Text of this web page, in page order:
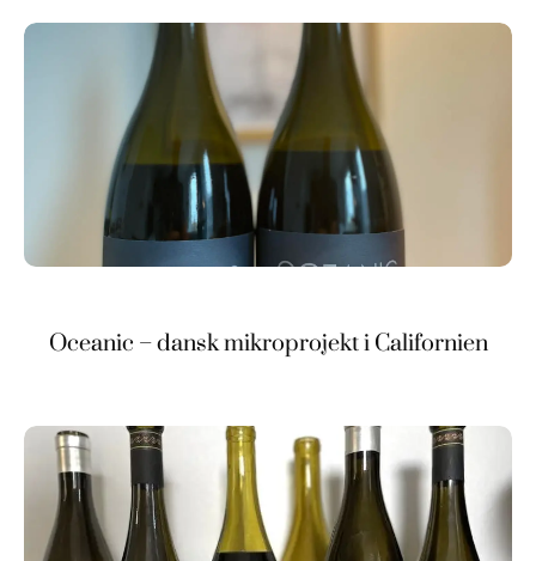
Oceanic – dansk mikroprojekt i Californien